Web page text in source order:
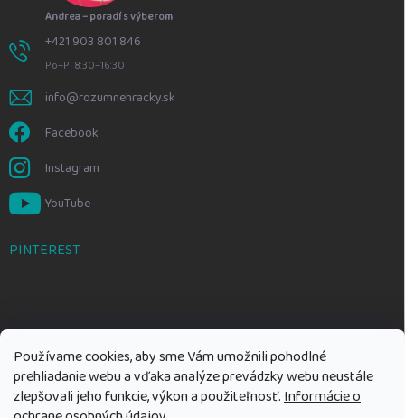
Používame cookies, aby sme Vám umožnili pohodlné
prehliadanie webu a vďaka analýze prevádzky webu neustále
zlepšovali jeho funkcie, výkon a použiteľnosť.Informácie o
Andrea – poradí s výberom
+421 903 801 846
Po–Pi 8:30–16:30
info@rozumnehracky.sk
Facebook
Instagram
YouTube
PINTEREST